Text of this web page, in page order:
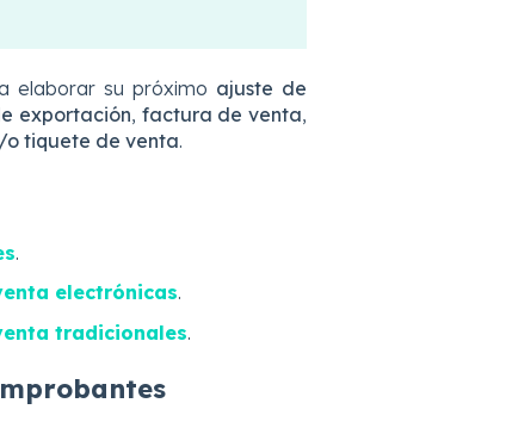
elaborar su próximo ajuste de
exportación, factura de venta,
o tiquete de venta.
.
electrónicas.
tradicionales.